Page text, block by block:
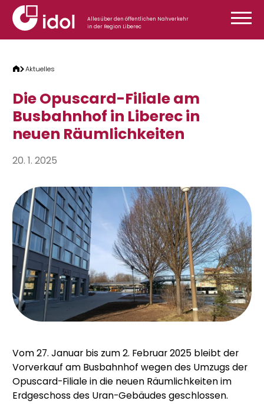
Zum Inhalt springen
Alles über den öffentlichen Nahverkehr
in der Region Liberec
Aktuelles
Die Opuscard-Filiale am
Busbahnhof in Liberec in
neuen Räumlichkeiten
20. 1. 2025
Vom 27. Januar bis zum 2. Februar 2025 bleibt der
Vorverkauf am Busbahnhof wegen des Umzugs der
Opuscard-Filiale in die neuen Räumlichkeiten im
Erdgeschoss des Uran-Gebäudes geschlossen.